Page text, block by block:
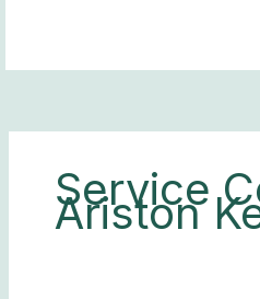
Service
Ariston